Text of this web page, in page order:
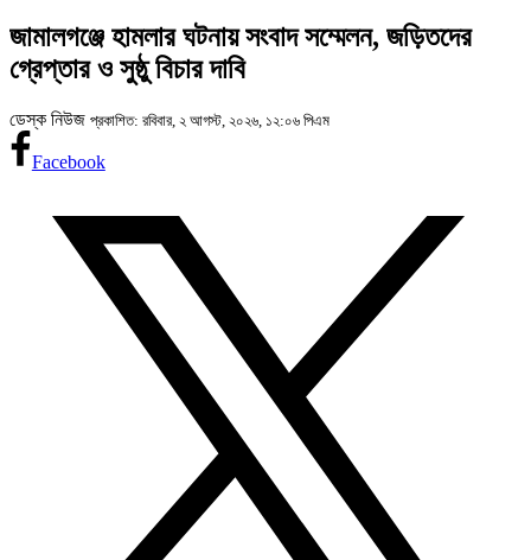
জামালগঞ্জে হামলার ঘটনায় সংবাদ সম্মেলন, জড়িতদের
গ্রেপ্তার ও সুষ্ঠু বিচার দাবি
ডেস্ক নিউজ প্রকাশিত: রবিবার, ২ আগস্ট, ২০২৬, ১২:০৬ পিএম
Facebook